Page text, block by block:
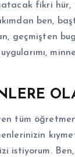
fikri
ben,
geçmişten
tüm
istiyorum.